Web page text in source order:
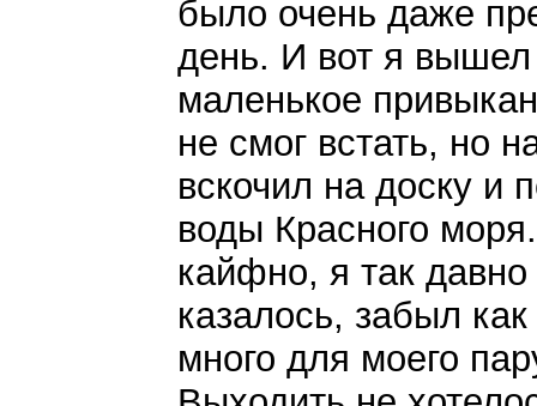
было очень даже
день. И вот я
маленькое
не смог встать, но
вскочил на доску и
воды Красного
кайфно, я так давно
казалось, забыл
много для моего